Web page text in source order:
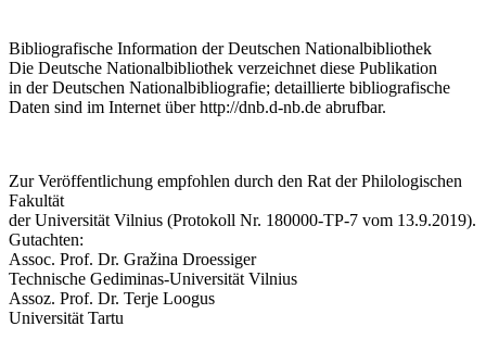
Bibliografische Information der Deutschen Nationalbibliothek
Die Deutsche Nationalbibliothek verzeichnet diese Publikation
in der Deutschen Nationalbibliografie; detaillierte bibliografische
Daten sind im Internet überhttp://dnb.d-nb.de abrufbar.
Zur Veröffentlichung empfohlen durch den Rat der Philologischen
Fakultät
der Universität Vilnius (Protokoll Nr. 180000-TP-7 vom 13.9.2019).
Gutachten:
Assoc. Prof. Dr. Gražina Droessiger
Technische Gediminas-Universität Vilnius
Assoz. Prof. Dr. Terje Loogus
Universität Tartu